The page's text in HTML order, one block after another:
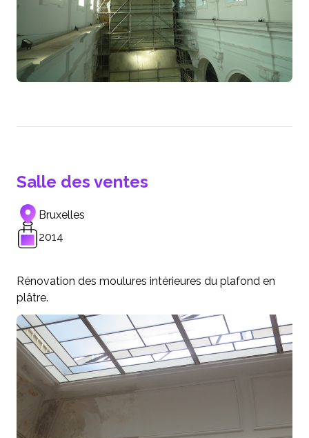
Salle des ventes
Bruxelles
2014
Rénovation des moulures intérieures du plafond en
plâtre.